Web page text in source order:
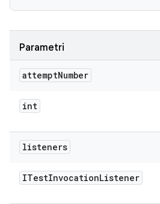
Parametri
attemptNumber
int
listeners
ITestInvocationListener